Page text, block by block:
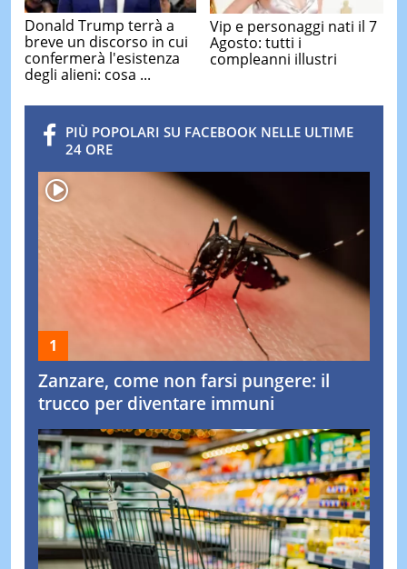
Donald Trump terrà a
breve un discorso in cui
confermerà l'esistenza
degli alieni: cosa ...
Vip e personaggi nati il 7
Agosto: tutti i
compleanni illustri
PIÙ POPOLARI SU FACEBOOK NELLE ULTIME
24 ORE
Zanzare, come non farsi pungere: il
trucco per diventare immuni